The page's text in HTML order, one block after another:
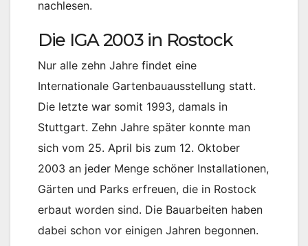
nachlesen.
Die IGA 2003 in Rostock
Nur alle zehn Jahre findet eine
Internationale Gartenbauausstellung statt.
Die letzte war somit 1993, damals in
Stuttgart. Zehn Jahre später konnte man
sich vom 25. April bis zum 12. Oktober
2003 an jeder Menge schöner Installationen,
Gärten und Parks erfreuen, die in Rostock
erbaut worden sind. Die Bauarbeiten haben
dabei schon vor einigen Jahren begonnen.